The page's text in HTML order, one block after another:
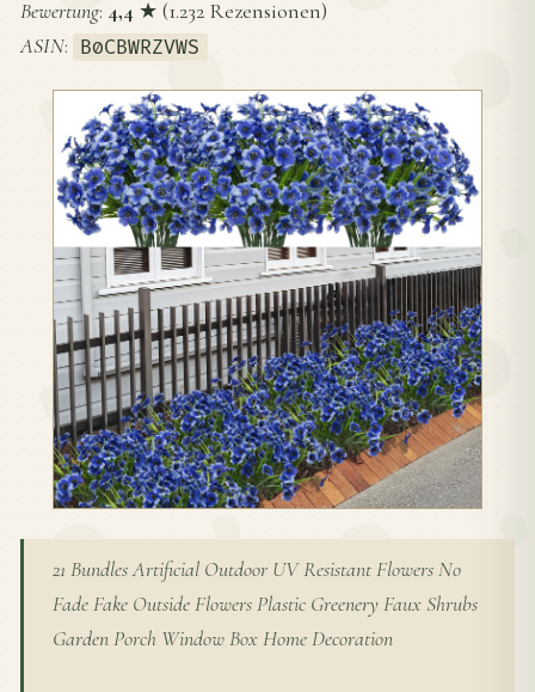
Bewertung: 4,4 ★ (1.232 Rezensionen)
ASIN: B0CBWRZVWS
21 Bundles Artificial Outdoor UV Resistant Flowers No
Fade Fake Outside Flowers Plastic Greenery Faux Shrubs
Garden Porch Window Box Home Decoration